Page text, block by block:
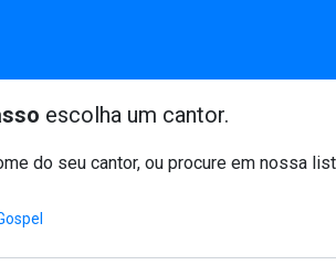
escolha um cantor.
do seu cantor, ou procure em nossa